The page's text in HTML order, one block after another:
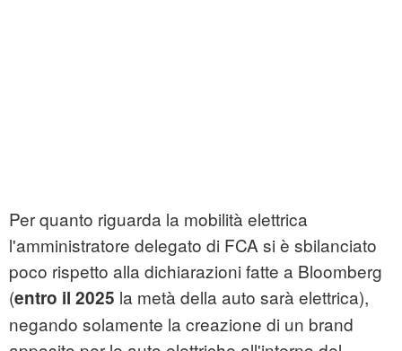
Per quanto riguarda la mobilità elettrica
l'amministratore delegato di FCA si è sbilanciato
poco rispetto alla dichiarazioni fatte a Bloomberg
(entro il 2025 la metà della auto sarà elettrica),
negando solamente la creazione di un brand